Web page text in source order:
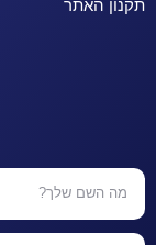
תקנון האתר